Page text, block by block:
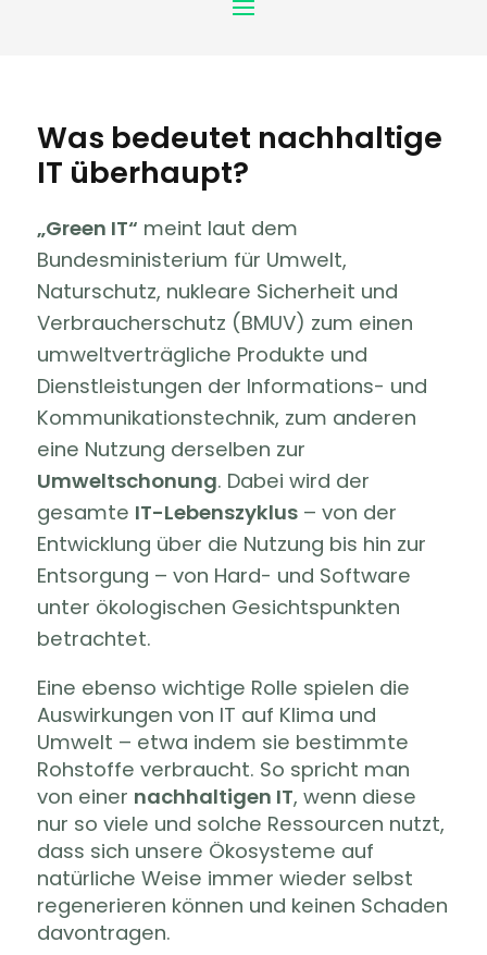
Was bedeutet nachhaltige
IT überhaupt?
„Green IT“ meint laut dem
Bundesministerium für Umwelt,
Naturschutz, nukleare Sicherheit und
Verbraucherschutz (BMUV) zum einen
umweltverträgliche Produkte und
Dienstleistungen der Informations- und
Kommunikationstechnik, zum anderen
eine Nutzung derselben zur
Umweltschonung. Dabei wird der
gesamte IT-Lebenszyklus– von der
Entwicklung über die Nutzung bis hin zur
Entsorgung – von Hard- und Software
unter ökologischen Gesichtspunkten
betrachtet.
Eine ebenso wichtige Rolle spielen die
Auswirkungen von IT auf Klima und
Umwelt – etwa indem sie bestimmte
Rohstoffe verbraucht. So spricht man
von einer nachhaltigen IT, wenn diese
nur so viele und solche Ressourcen nutzt,
dass sich unsere Ökosysteme auf
natürliche Weise immer wieder selbst
regenerieren können und keinen Schaden
davontragen.